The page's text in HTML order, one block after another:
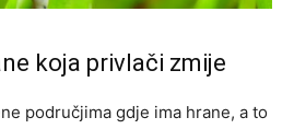
koja privlači zmije
područjima gdje ima hrane, a to